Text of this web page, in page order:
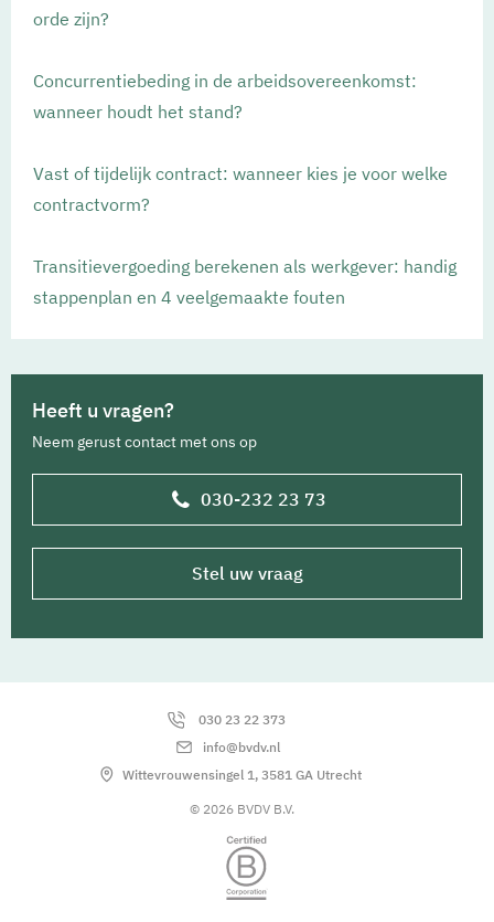
orde zijn?
Concurrentiebeding in de arbeidsovereenkomst:
wanneer houdt het stand?
Vast of tijdelijk contract: wanneer kies je voor welke
contractvorm?
Transitievergoeding berekenen als werkgever: handig
stappenplan en 4 veelgemaakte fouten
Heeft u vragen?
Neem gerust contact met ons op
030-232 23 73
Stel uw vraag
030 23 22 373
info@bvdv.nl
Wittevrouwensingel 1, 3581 GA Utrecht
© 2026 BVDV B.V.